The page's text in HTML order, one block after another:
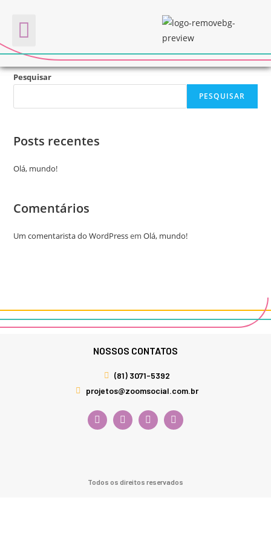
Não há postagens atualmente publicadas nesta categoria.
Pesquisar
PESQUISAR
Posts recentes
Olá, mundo!
Comentários
Um comentarista do WordPressemOlá, mundo!
NOSSOS CONTATOS
(81) 3071-5392
projetos@zoomsocial.com.br
Todos os direitos reservados